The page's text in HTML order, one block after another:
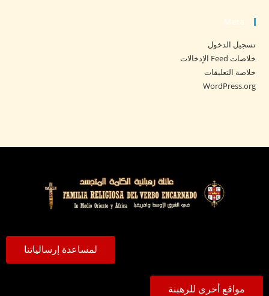
Meta
تسجيل الدخول
خلاصات Feed الإدخالات
خلاصة التعليقات
WordPress.org
لمساعدة إرسالياتنا
مواقع أخرى للرهبنة